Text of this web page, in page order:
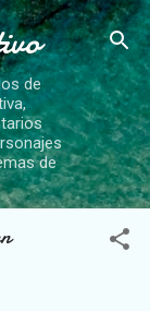
de
de